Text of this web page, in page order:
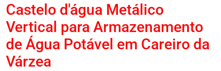
Castelo d'água Metálico
Vertical para Armazenamento
de Água Potável em Careiro da
Várzea